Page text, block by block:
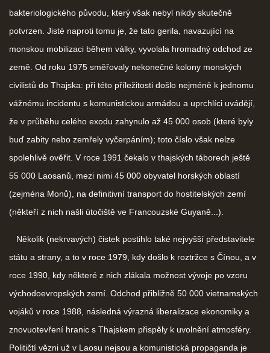
bakteriologického původu, který však nebyl nikdy skutečně
potvrzen. Jisté naproti tomu je, že tato gerila, navazující na
monskou mobilizaci během války, vyvolala hromadný odchod ze
země. Od roku 1975 směřovaly nekonečné kolony monských
civilistů do Thajska: při této příležitosti došlo nejméně k jednomu
vážnému incidentu s komunistickou armádou a uprchlíci uvádějí,
že v průběhu celého exodu zahynulo až 45 000 osob (které byly
buď zabity nebo zemřely vyčerpáním); toto číslo však nelze
spolehlivě ověřit. V roce 1991 čekalo v thajských táborech ještě
55 000 Laosanů, mezi nimi 45 000 obyvatel horských oblastí
(zejména Monů), na definitivní transport do hostitelských zemí
(někteří z nich našli útočiště ve Francouzské Guyaně...).
Několik (nekrvavých) čistek postihlo také nejvyšší představitele
státu a strany, a to v roce 1979, kdy došlo k roztržce s Čínou, a v
roce 1990, kdy některé z nich zlákala možnost vývoje po vzoru
východoevropských zemí. Odchod přibližně 50 000 vietnamských
vojáků v roce 1988, následná výrazná liberalizace ekonomiky a
znovuotevření hranic s Thajskem přispěly k uvolnění atmosféry.
Političtí vězni už v Laosu nejsou a komunistická propaganda je